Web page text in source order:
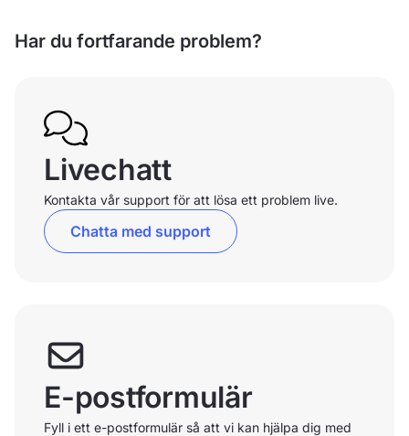
Har du fortfarande problem?
Livechatt
Kontakta vår support för att lösa ett problem live.
Chatta med support
E-postformulär
Fyll i ett e-postformulär så att vi kan hjälpa dig med